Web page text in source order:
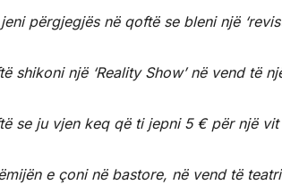
përgjegjës në qoftë se bleni një
shikoni një ‘Reality Show’ në vend të
se ju vjen keq që ti jepni 5 € për një
e çoni në bastore, në vend të